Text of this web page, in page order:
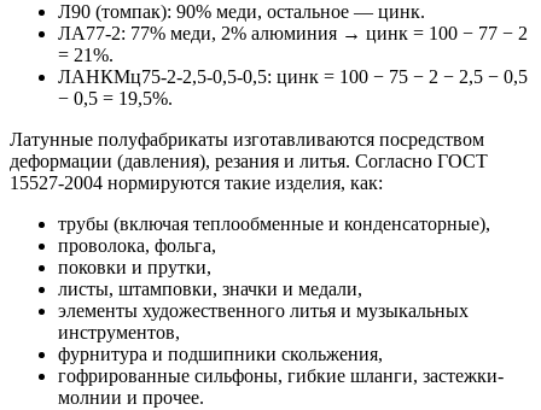
Л90 (томпак): 90% меди, остальное — цинк.
ЛА77-2: 77% меди, 2% алюминия → цинк = 100 − 77 − 2
= 21%.
ЛАНКМц75-2-2,5-0,5-0,5: цинк = 100 − 75 − 2 − 2,5 − 0,5
− 0,5 = 19,5%.
Латунные полуфабрикаты изготавливаются посредством
деформации (давления), резания и литья. Согласно ГОСТ
15527-2004 нормируются такие изделия, как:
трубы (включая теплообменные и конденсаторные),
проволока, фольга,
поковки и прутки,
листы, штамповки, значки и медали,
элементы художественного литья и музыкальных
инструментов,
фурнитура и подшипники скольжения,
гофрированные сильфоны, гибкие шланги, застежки-
молнии и прочее.